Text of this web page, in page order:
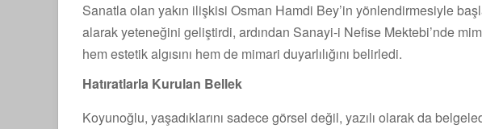
Sanatla olan yakın ilişkisi Osman Hamdi Bey’in yönlendirmesiyle
alarak yeteneğini geliştirdi, ardından Sanayi-i Nefise Mektebi’nde
hem estetik algısını hem de mimari duyarlılığını belirledi.
Hatıratlarla Kurulan Bellek
Koyunoğlu, yaşadıklarını sadece görsel değil, yazılı olarak da